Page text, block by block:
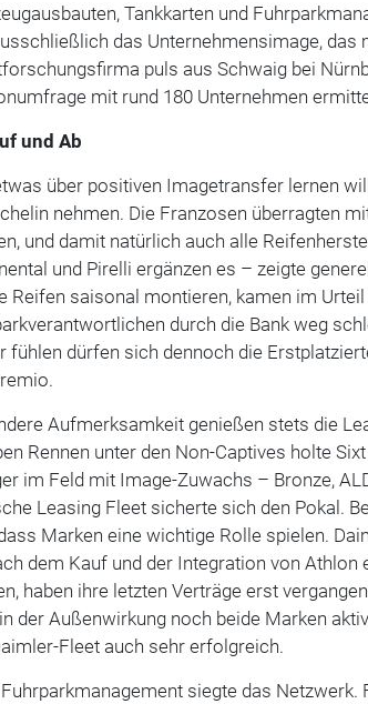
Tankkarten und
das Unternehmensimage, das
puls aus Schwaig bei
mit rund 180 Unternehmen
und Ab
über positiven Imagetransfer lernen
nehmen. Die Franzosen überragten
und damit natürlich auch alle
und Pirelli ergänzen es – zeigte
Reifen saisonal montieren, kamen im
durch die Bank weg
fühlen dürfen sich dennoch die
Aufmerksamkeit genießen stets die
Rennen unter den Non-Captives holte
im Feld mit Image-Zuwachs – Bronze,
Leasing Fleet sicherte sich den Pokal.
Marken eine wichtige Rolle spielen.
dem Kauf und der Integration von Athlon
haben ihre letzten Verträge erst
der Außenwirkung noch beide Marken
Fleet auch sehr erfolgreich.
siegte das Netzwerk.